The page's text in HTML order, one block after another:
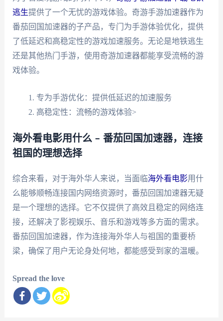
逃生提供了一个无忧的游戏体验。奇游手游加速器作为
番茄回国加速器的子产品，专门为手游体验优化，提供
了低延迟和高稳定性的游戏加速服务。无论是地铁逃生
还是其他热门手游，使用奇游加速器都能享受流畅的游
戏体验。
专为手游优化：提供低延迟的加速服务
高稳定性：流畅的游戏体验>
海外看电影用什么 – 番茄回国加速器，连接
祖国的理想选择
综合来看，对于海外华人来说，当面临海外看电影用什
么能够顺畅连接国内网络资源时，番茄回国加速器无疑
是一个理想的选择。它不仅提供了高效且稳定的网络连
接，还解决了影视娱乐、音乐和游戏等多方面的需求。
番茄回国加速器，作为连接海外华人与祖国的重要桥
梁，确保了用户无论身处何地，都能感受到家的温暖。
Spread the love